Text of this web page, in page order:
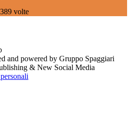
volte
and powered by Gruppo Spaggiari
& New Social Media